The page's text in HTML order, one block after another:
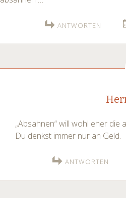
ANTWORTEN
„Absahnen“ will wohl eher
Du denkst immer nur an Geld.
ANTWORTEN